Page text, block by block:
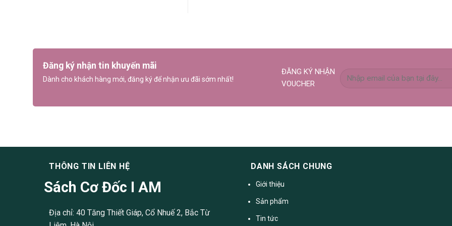
Đăng ký nhận tin khuyến mãi
Dành cho khách hàng mới, đăng ký để nhận ưu đãi sớm nhất!
ĐĂNG KÝ NHẬN
VOUCHER
THÔNG TIN LIÊN HỆ
Sách Cơ Đốc I AM
Địa chỉ: 40 Tăng Thiết Giáp, Cổ Nhuế 2, Bắc Từ
DANH SÁCH CHUNG
Giới thiệu
Sản phẩm
Tin tức